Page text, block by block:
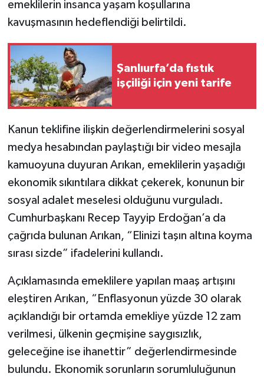
emeklilerin insanca yaşam koşullarına
kavuşmasının hedeflendiği belirtildi.
Şanlıurfa’da fıstık
işçiliği için yeni tarife
Kanun teklifine ilişkin değerlendirmelerini sosyal
medya hesabından paylaştığı bir video mesajla
kamuoyuna duyuran Arıkan, emeklilerin yaşadığı
ekonomik sıkıntılara dikkat çekerek, konunun bir
sosyal adalet meselesi olduğunu vurguladı.
Cumhurbaşkanı Recep Tayyip Erdoğan’a da
çağrıda bulunan Arıkan, “Elinizi taşın altına koyma
sırası sizde” ifadelerini kullandı.
Açıklamasında emeklilere yapılan maaş artışını
eleştiren Arıkan, “Enflasyonun yüzde 30 olarak
açıklandığı bir ortamda emekliye yüzde 12 zam
verilmesi, ülkenin geçmişine saygısızlık,
geleceğine ise ihanettir” değerlendirmesinde
bulundu. Ekonomik sorunların sorumluluğunun